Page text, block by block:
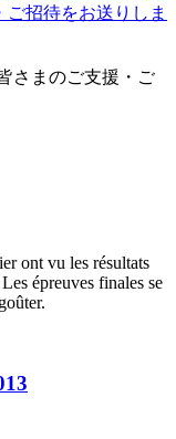
招待をお送りしま
さまのご支援・ご
ont vu les résultats
épreuves finales se